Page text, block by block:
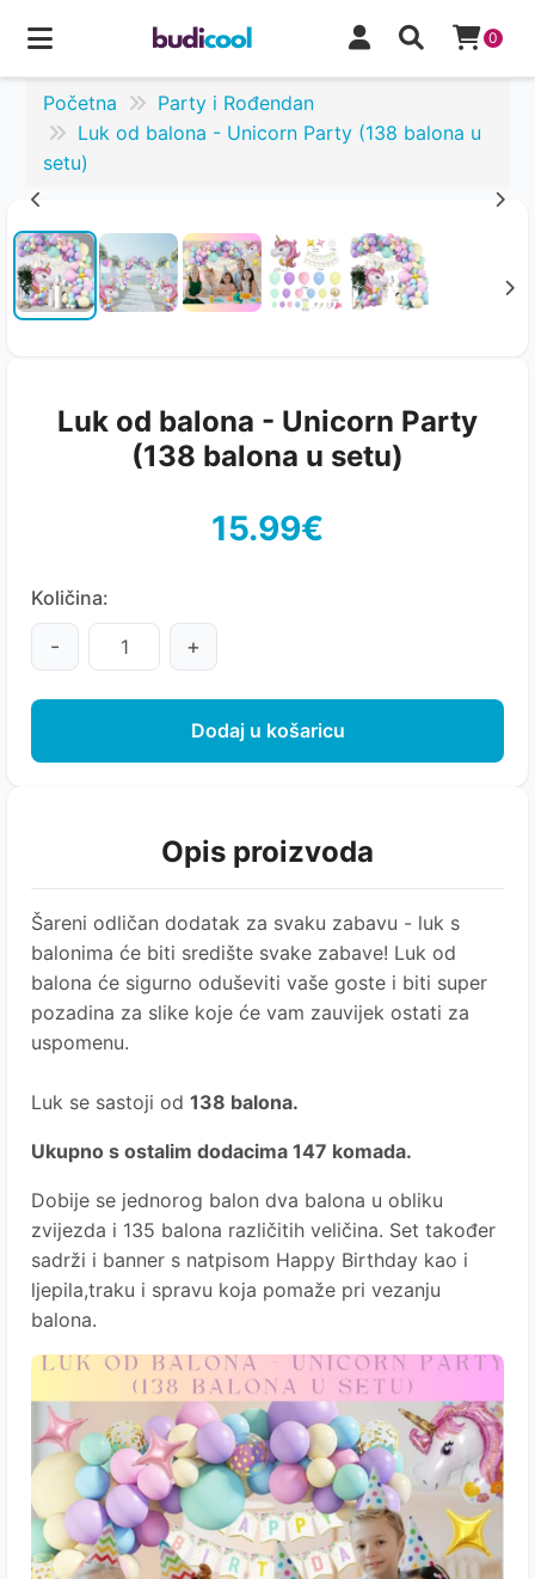
0
Početna
Party i Rođendan
Luk od balona - Unicorn Party (138 balona u
setu)
Luk od balona - Unicorn Party
(138 balona u setu)
15.99€
Količina:
- +
Dodaj u košaricu
Opis proizvoda
Šareni odličan dodatak za svaku zabavu - luk s
balonima će biti središte svake zabave! Luk od
balona će sigurno oduševiti vaše goste i biti super
pozadina za slike koje će vam zauvijek ostati za
uspomenu.
Luk se sastoji od 138 balona.
Ukupno s ostalim dodacima 147 komada.
Dobije se jednorog balon dva balona u obliku
zvijezda i 135 balona različitih veličina. Set također
sadrži i banner s natpisom Happy Birthday kao i
ljepila,traku i spravu koja pomaže pri vezanju
balona.